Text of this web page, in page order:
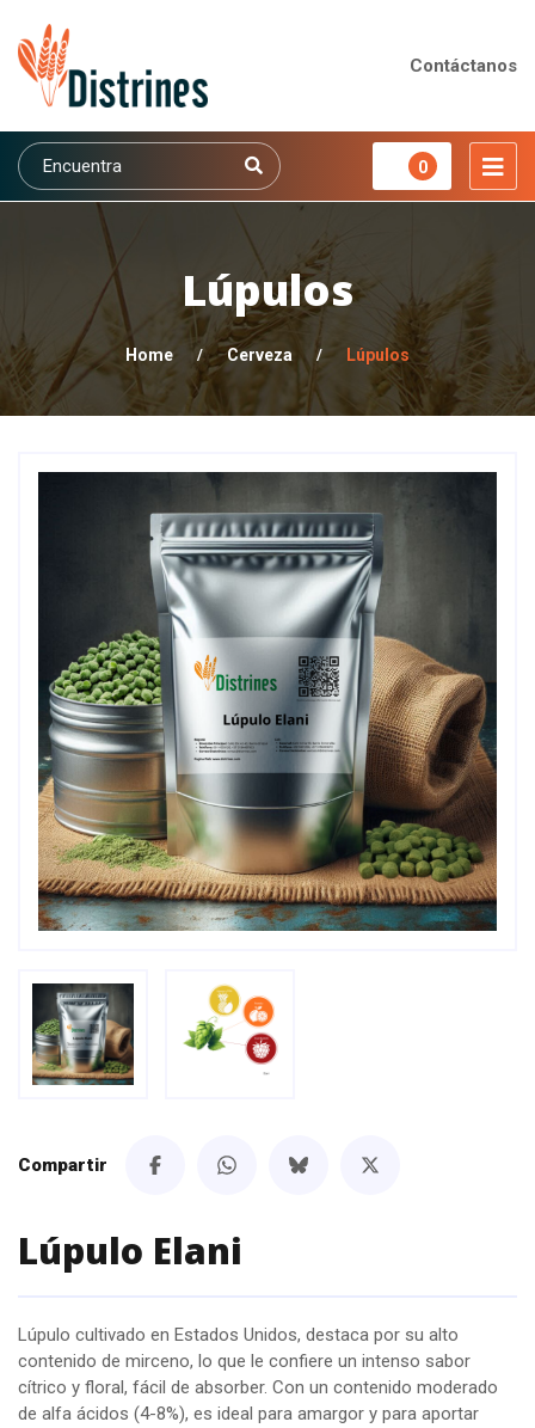
Contáctanos
0
Lúpulos
Home / Cerveza / Lúpulos
Compartir
Lúpulo Elani
Lúpulo cultivado en Estados Unidos, destaca por su alto
contenido de mirceno, lo que le confiere un intenso sabor
cítrico y floral, fácil de absorber. Con un contenido moderado
de alfa ácidos (4-8%), es ideal para amargor y para aportar